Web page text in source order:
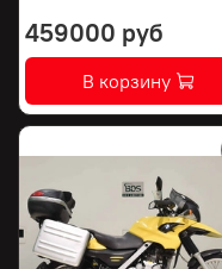
459000 руб
В корзину